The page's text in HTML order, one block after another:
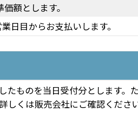
額とします。
日目からお支払いします。
ものを当日受付分とします。
くは販売会社にご確認ください